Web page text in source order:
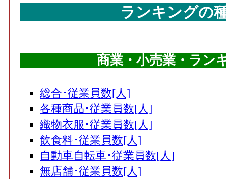
ランキングの
商業・小売業・ラン
総合･従業員数[人]
各種商品･従業員数[人]
織物衣服･従業員数[人]
飲食料･従業員数[人]
自動車自転車･従業員数[人]
無店舗･従業員数[人]